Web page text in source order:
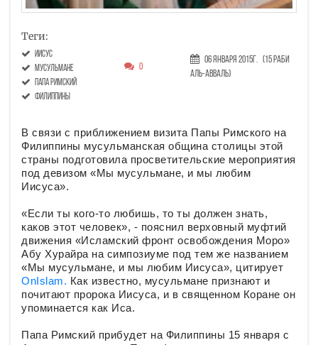
Теги:
Иисус
мусульмане
папа римский
Филиппины
0
06 Января 2015г. (15 Раби
аль-авваль)
В связи с приближением визита Папы Римского на
Филиппины мусульманская община столицы этой
страны подготовила просветительские мероприятия
под девизом «Мы мусульмане, и мы любим
Иисуса».
«Если ты кого-то любишь, то ты должен знать,
каков этот человек», - пояснил верховный муфтий
движения «Исламский фронт освобождения Моро»
Абу Хурайра на симпозиуме под тем же названием
«Мы мусульмане, и мы любим Иисуса», цитирует
OnIslam. Как известно, мусульмане признают и
почитают пророка Иисуса, и в священном Коране он
упоминается как Иса.
Папа Римский прибудет на Филиппины 15 января с